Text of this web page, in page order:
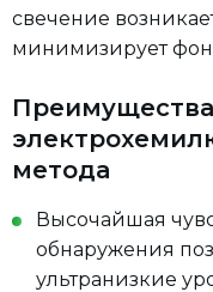
свечение
минимизирует
Преимущества
метода
Высочайшая
обнаружения
ультранизкие